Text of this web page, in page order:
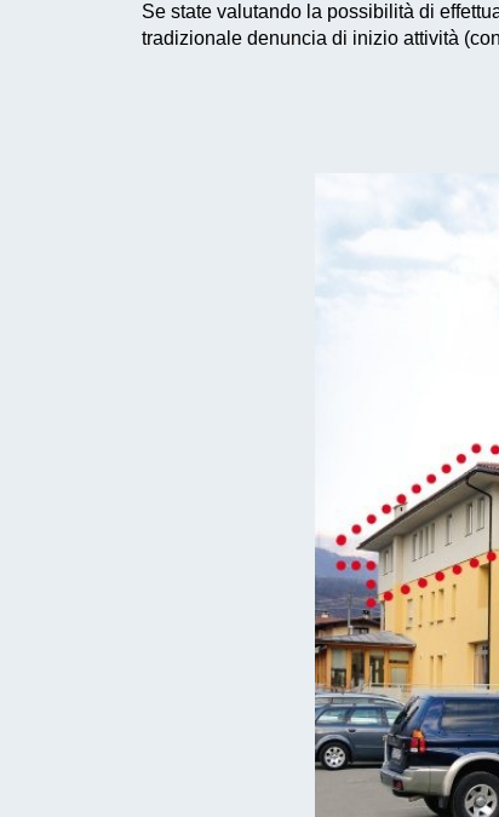
Se state valutando la possibilità di
tradizionale denuncia di inizio attività